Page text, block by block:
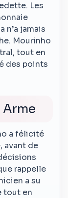
Les
n’a jamais
Mourinho
tout en
des points
Arme
a félicité
avant de
rappelle
a su
tout en